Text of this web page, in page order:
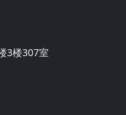
3楼307室